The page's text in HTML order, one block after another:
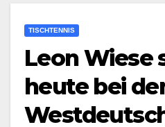
TISCHTENNIS
Leon Wiese
heute bei